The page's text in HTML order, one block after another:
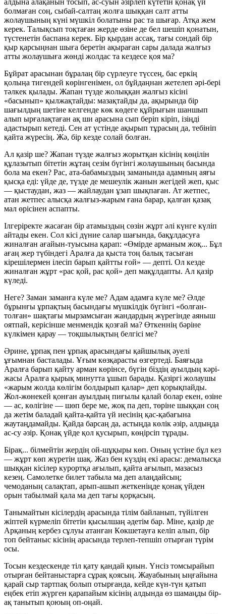
болмаған соң, сыбай-салтаң жолға шыққан салт атты
жолаушының күні мүшкіл болатыны рас та шығар. Атқа жем
керек. Талықсып тоқтаған жерде өзіне де бел шешіп қонатын,
түстенетін баспана керек. Бір қырдан ассақ, тағы сондай бір
қыр қарсыңнан шыға беретін ақыраған сары далада жалғыз
атты жолаушыға жөнді жолдас та кездесе қоя ма?
Бұйрат арасынан бұралаң бір сүрлеуге түссең, бас еркің
қолыңа тигендей көрінгенімен, ол бұйдаңнан жетелеп әрі-бері
тәлкек қылады. Жапан түзде жолыққан жалғыз кісіні
«басынып» қылжақтайды: мазақтайды да, ақырында бір
шағылдың шетіне келгенде көк көдеге құйрығын шаншып
алып ырғалақтаған ақ ши арасына сып беріп кіріп, ізіңді
адастырып кетеді. Сен ат үстінде ақырып тұрасың да, тебініп
қайта жүресің. Жә, бір кезде солай болған.
Ал қазір ше? Жапан түзде жалғыз жорытқан кісінің көңілін
құлазытып бітетін жұтаң сезім бүгінгі жолаушының басында
бола ма екен? Рас, ата-бабамыздың заманында адамның аяғы
қысқа еді: үйде де, түзде де мешеулік жанын жегідей жеп, қыс
— қыстаудан, жаз — жайлаудан ұзап шықпаған. Ат жетпес,
атан жетпес алысқа жалғыз-жарым ғана барар, қалған қазақ
мал өрісінен аспапты.
Ілгеріректе жасаған бір атамыздың сөзін жұрт әлі күнге күліп
айтады екен. Сол кісі дүние салар шағында, бақұлдасуға
жиналған ағайын-туысына қарап: «Өмірде арманым жоқ... Бұл
ағаң жер түбіндегі Аралға да қыста тоң балық тасыған
кірешілермен ілесіп барып қайтты ғой» — депті. Ол кезде
жиналған жұрт «рас қой, рас қой» деп мақұлдапты. Ал қазір
күледі.
Неге? Заман заманға күле ме? Адам адамға күле ме? Әлде
бұрынғы ұрпақтың басындағы мүшкілдік бүгінгі «болған-
толған» шақтағы мырзамсыған жандардың жүрегінде аяныш
оятпай, керісінше менмендік қозғай ма? Өткеннің бәріне
күлкімен қарау — тоқшылықтың белгісі ме?
Әрине, ұрпақ пен ұрпақ арасындағы қайшылық әуелі
ұғымнан басталады. Ұғым көзқарасты өзгертеді. Баяғыда
Аралға барып қайту арман көрінсе, бүгін біздің ауылдың кәрі-
жасы Аралға қырық минутта ұшып барады. Қазіргі жолаушы
«жарым жолда көлігім болдырып қалар» деп қорықпайды.
Жол-жөнекей қонған ауылдың пиғылы қалай болар екен, өзіне
— ас, көлігіне — шөп бере ме, жоқ па деп, төріне шыққан соң
да жетім баладай қайта-қайта үй иесінің қас-қабағына
жаутаңдамайды. Қайда барсаң да, астыңда көлік әзір, алдыңда
ас-су әзір. Қонақ үйде қол қусырып, көңірсіп тұрады.
Бірақ... білмейтін жердің ой-шұқыры көп. Оның үстіне бұл кез
— жұрт көп жүретін шақ. Жаз бен күздің екі арасы: демалысқа
шыққан кісілер курортқа ағылып, қайта ағылып, мазасыз
кезең. Самолетке билет табыла ма деп алаңдайсың;
чемоданың салақтап, арып-ашып жеткеніңде қонақ үйден
орын табылмай қала ма деп тағы қорқасың.
Танымайтын кісілердің арасында тілім байланып, түйілген
жіптей күрмеліп бітетін қысылшаң әдетім бар. Міне, қазір де
Арқаның кербез сұлуы атанған Көкшетауға келіп алып, бір
топ бейтаныс кісінің арасында терлеп-тепшіп отырған түрім
осы.
Тосын кездескенде тіл қату қандай қиын. Үнсіз томсырайып
отырған бейтаныстарға сұрақ қоясың. Жауабының ыңғайына
қарай сыр тартпақ болып отырғанда, кейде күн-түн қатып
еңбек етіп жүрген қарапайым кісінің алдында өз шамаңды бір-
ақ танытып қоюың оп-оңай.